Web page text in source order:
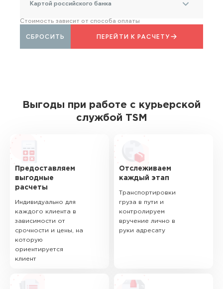
Картой российского банка
Стоимость зависит от способа оплаты
ПЕРЕЙТИ К РАСЧЕТУ
СБРОСИТЬ
Выгоды при работе с курьерской
службой TSM
Предоставляем
выгодные
расчеты
Индивидуально для
каждого клиента в
зависимости от
срочности и цены, на
которую
ориентируется
клиент
Отслеживаем
каждый этап
Транспортировки
груза в пути и
контролируем
вручение лично в
руки адресату